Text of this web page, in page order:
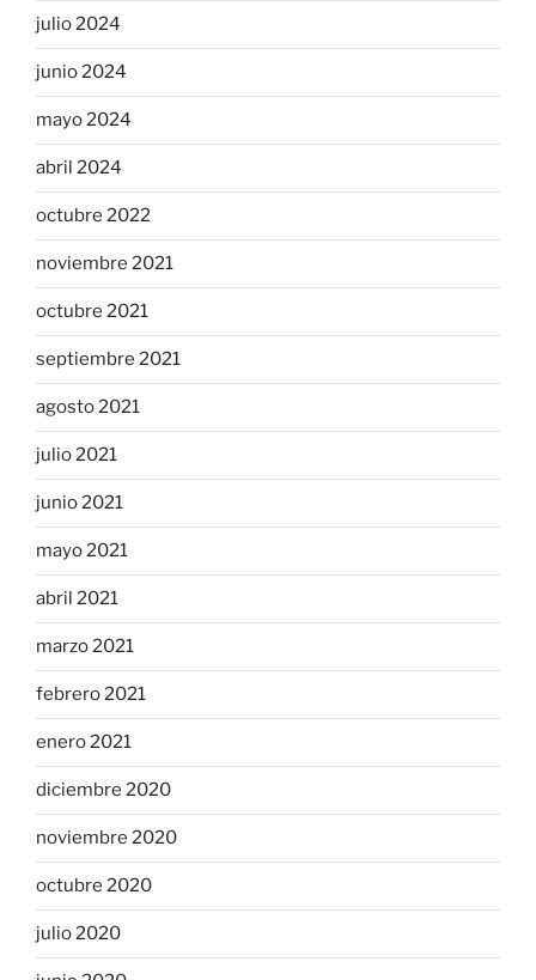
julio 2024
junio 2024
mayo 2024
abril 2024
octubre 2022
noviembre 2021
octubre 2021
septiembre 2021
agosto 2021
julio 2021
junio 2021
mayo 2021
abril 2021
marzo 2021
febrero 2021
enero 2021
diciembre 2020
noviembre 2020
octubre 2020
julio 2020